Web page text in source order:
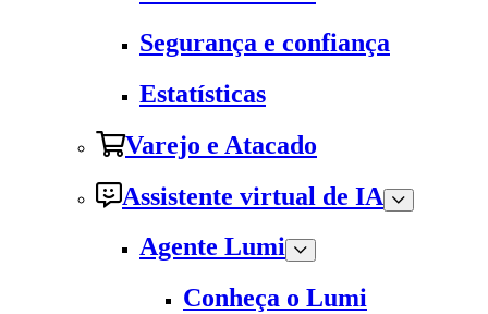
Segurança e confiança
Estatísticas
Varejo e Atacado
Assistente virtual de IA
Agente Lumi
Conheça o Lumi